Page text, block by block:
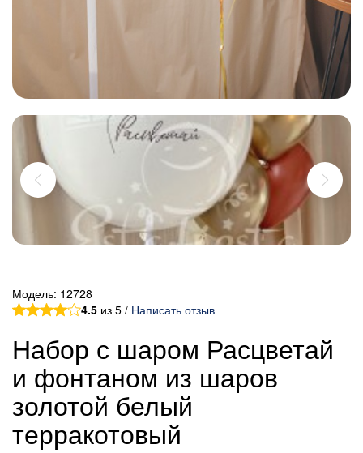
Модель: 12728
4.5 из 5 / Написать отзыв
Набор с шаром Расцветай
и фонтаном из шаров
золотой белый
терракотовый